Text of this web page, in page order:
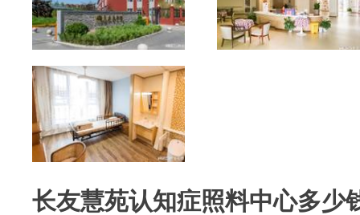
长友慧苑认知症照料中心多少